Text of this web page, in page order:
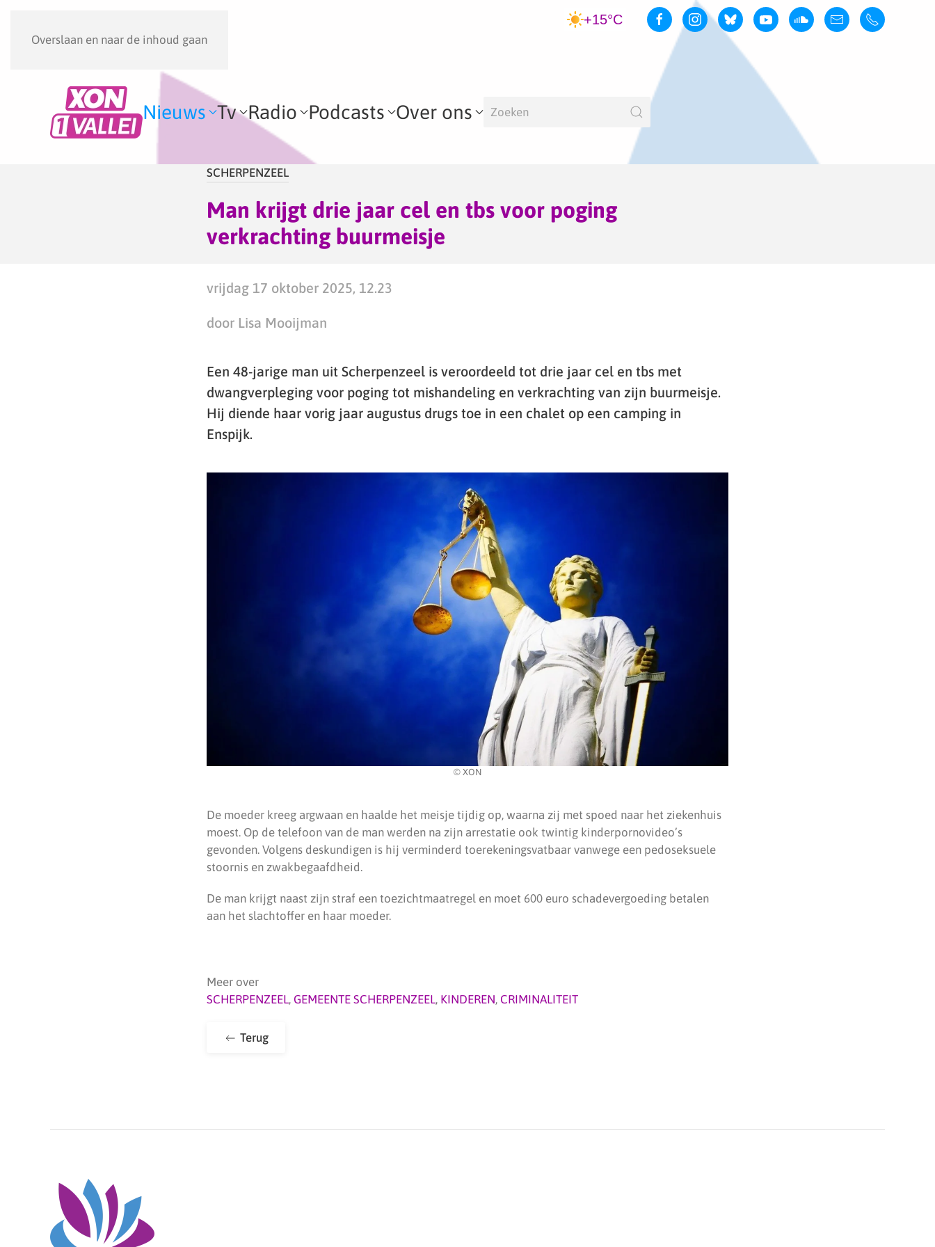
Overslaan en naar de inhoud gaan
+15°C
Nieuws Tv Radio Podcasts Over ons
SCHERPENZEEL
Man krijgt drie jaar cel en tbs voor poging
verkrachting buurmeisje
vrijdag 17 oktober 2025, 12.23
door Lisa Mooijman
Een 48-jarige man uit Scherpenzeel is veroordeeld tot drie jaar cel en tbs met
dwangverpleging voor poging tot mishandeling en verkrachting van zijn buurmeisje.
Hij diende haar vorig jaar augustus drugs toe in een chalet op een camping in
Enspijk.
© XON
De moeder kreeg argwaan en haalde het meisje tijdig op, waarna zij met spoed naar het ziekenhuis
moest. Op de telefoon van de man werden na zijn arrestatie ook twintig kinderpornovideo’s
gevonden. Volgens deskundigen is hij verminderd toerekeningsvatbaar vanwege een pedoseksuele
stoornis en zwakbegaafdheid.
De man krijgt naast zijn straf een toezichtmaatregel en moet 600 euro schadevergoeding betalen
aan het slachtoffer en haar moeder.
Meer over
SCHERPENZEEL, GEMEENTE SCHERPENZEEL, KINDEREN, CRIMINALITEIT
Terug